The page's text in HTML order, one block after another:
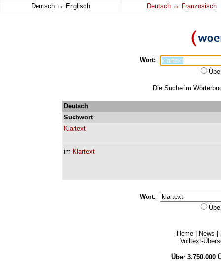
Deutsch ↔ Englisch Deutsch ↔ Französisch
Wort:
Die Suche im
Deutsch
Suchwort
Klartext
im Klartext
Wort:
Home News
Volltext-
Über 3.750.000